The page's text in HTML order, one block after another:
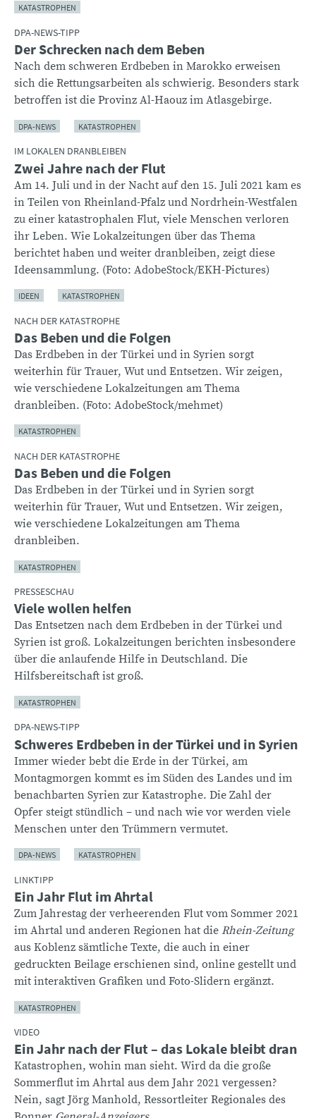
KATASTROPHEN
DPA-NEWS-TIPP
Der Schrecken nach dem Beben
Nach dem schweren Erdbeben in Marokko erweisen
sich die Rettungsarbeiten als schwierig. Besonders stark
betroffen ist die Provinz Al-Haouz im Atlasgebirge.
DPA-NEWS KATASTROPHEN
IM LOKALEN DRANBLEIBEN
Zwei Jahre nach der Flut
Am 14. Juli und in der Nacht auf den 15. Juli 2021 kam es
in Teilen von Rheinland-Pfalz und Nordrhein-Westfalen
zu einer katastrophalen Flut, viele Menschen verloren
ihr Leben. Wie Lokalzeitungen über das Thema
berichtet haben und weiter dranbleiben, zeigt diese
Ideensammlung. (Foto: AdobeStock/EKH-Pictures)
IDEEN KATASTROPHEN
NACH DER KATASTROPHE
Das Beben und die Folgen
Das Erdbeben in der Türkei und in Syrien sorgt
weiterhin für Trauer, Wut und Entsetzen. Wir zeigen,
wie verschiedene Lokalzeitungen am Thema
dranbleiben. (Foto: AdobeStock/mehmet)
KATASTROPHEN
NACH DER KATASTROPHE
Das Beben und die Folgen
Das Erdbeben in der Türkei und in Syrien sorgt
weiterhin für Trauer, Wut und Entsetzen. Wir zeigen,
wie verschiedene Lokalzeitungen am Thema
dranbleiben.
KATASTROPHEN
PRESSESCHAU
Viele wollen helfen
Das Entsetzen nach dem Erdbeben in der Türkei und
Syrien ist groß. Lokalzeitungen berichten insbesondere
über die anlaufende Hilfe in Deutschland. Die
Hilfsbereitschaft ist groß.
KATASTROPHEN
DPA-NEWS-TIPP
Schweres Erdbeben in der Türkei und in Syrien
Immer wieder bebt die Erde in der Türkei, am
Montagmorgen kommt es im Süden des Landes und im
benachbarten Syrien zur Katastrophe. Die Zahl der
Opfer steigt stündlich – und nach wie vor werden viele
Menschen unter den Trümmern vermutet.
DPA-NEWS KATASTROPHEN
LINKTIPP
Ein Jahr Flut im Ahrtal
Zum Jahrestag der verheerenden Flut vom Sommer 2021
im Ahrtal und anderen Regionen hat die Rhein-Zeitung
aus Koblenz sämtliche Texte, die auch in einer
gedruckten Beilage erschienen sind, online gestellt und
mit interaktiven Grafiken und Foto-Slidern ergänzt.
KATASTROPHEN
VIDEO
Ein Jahr nach der Flut – das Lokale bleibt dran
Katastrophen, wohin man sieht. Wird da die große
Sommerflut im Ahrtal aus dem Jahr 2021 vergessen?
Nein, sagt Jörg Manhold, Ressortleiter Regionales des